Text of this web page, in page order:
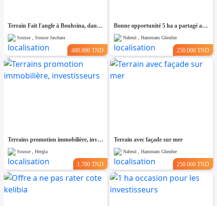
Terrain Fait l'angle à Bouhsina, dans un Quartier Résidentiel
Sousse , Sousse Jawhara
488.000 TND
Bonne opportunité 5 ha a partagé au cap bon
Nabeul , Hammam Ghezèze
250.000 TND
Terrains promotion immobilière, investisseurs
Sousse , Hergla
1.700 TND
Terrain avec façade sur mer
Nabeul , Hammam Ghezèze
250.000 TND